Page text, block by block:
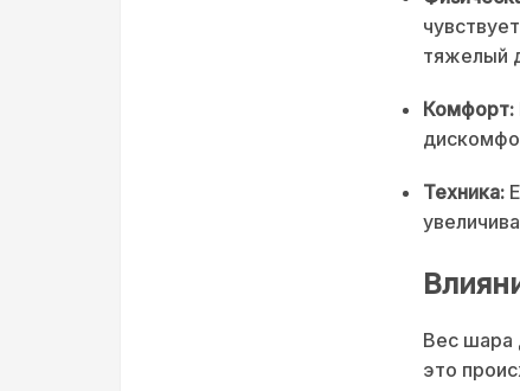
тяжелый
Комфорт:
Техника:
Вес шара
это